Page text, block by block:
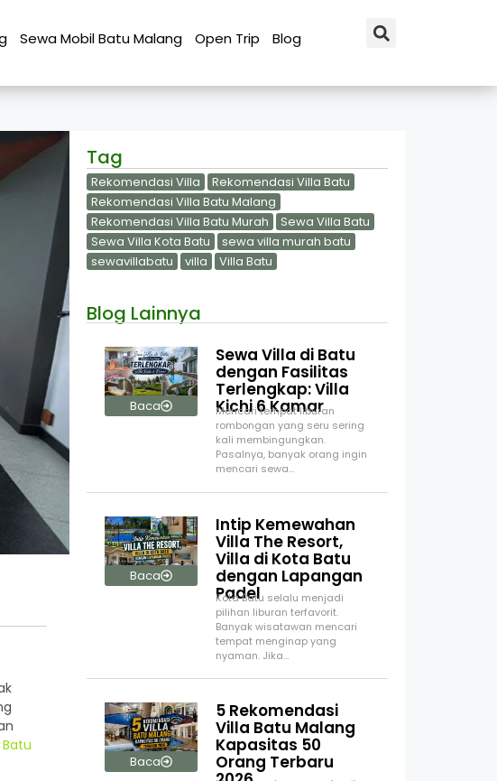
Sewa Mobil Batu Malang Open Trip Blog
Tag
Rekomendasi Villa
Rekomendasi Villa Batu
Rekomendasi Villa Batu Malang
Rekomendasi Villa Batu Murah
Sewa Villa Batu
Sewa Villa Kota Batu
sewa villa murah batu
sewavillabatu
villa Villa Batu
Blog Lainnya
Baca
Sewa Villa di Batu
dengan Fasilitas
Terlengkap: Villa
Kichi 6 Kamar
Mencari tempat liburan
rombongan yang seru sering
kali membingungkan.
Pasalnya, banyak orang ingin
mencari sewa…
Baca
Intip Kemewahan
Villa The Resort,
Villa di Kota Batu
dengan Lapangan
Padel
Kota Batu selalu menjadi
pilihan liburan terfavorit.
Banyak wisatawan mencari
tempat menginap yang
nyaman. Jika…
Baca
5 Rekomendasi
Villa Batu Malang
Kapasitas 50
Orang Terbaru